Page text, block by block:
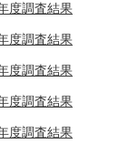
度調査結果
度調査結果
度調査結果
度調査結果
度調査結果